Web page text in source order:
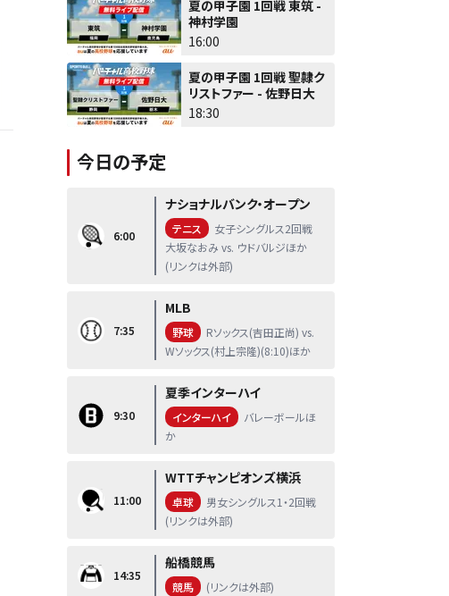
夏の甲子園 1回戦 東筑 -
神村学園
16:00
夏の甲子園 1回戦 聖隷ク
リストファー - 佐野日大
18:30
今日の予定
6:00
ナショナルバンク・オープン
テニス
女子シングルス2回戦
大坂なおみ vs. ウドバルジほか
(リンクは外部)
7:35
MLB
野球
Rソックス(吉田正尚) vs.
Wソックス(村上宗隆)(8:10)ほか
9:30
夏季インターハイ
インターハイ
バレーボールほ
か
11:00
WTTチャンピオンズ横浜
卓球
男女シングルス1・2回戦
(リンクは外部)
14:35
船橋競馬
競馬 (リンクは外部)